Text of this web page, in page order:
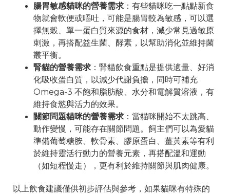
腸胃敏感貓咪的營養需求 ：有些貓咪吃一點點新食
物就會軟便或嘔吐，可能是腸胃較為敏感，可以選
擇無穀、單一蛋白質來源的食材，減少常見過敏原
刺激，再搭配益生菌、酵素，以幫助消化並維持菌
叢平衡。
腎貓的營養需求 ：腎貓飲食重點是提供適量、好消
化吸收蛋白質，以減少代謝負擔，同時可補充
Omega-3 不飽和脂肪酸、水分和電解質溶液，有
維持食慾與活力的效果。
關節問題貓咪的營養需求 ：當貓咪開始不太跳高、
動作變慢，可能存在關節問題。飼主們可以為愛貓
準備葡萄糖胺、軟骨素、膠原蛋白、薑黃素等有利
於維持靈活行動力的營養元素，再搭配溫和運動
（如短程慢走），更有利於維持關節與肌肉健康。
以上飲食建議僅供初步評估與參考，如果貓咪有特殊的